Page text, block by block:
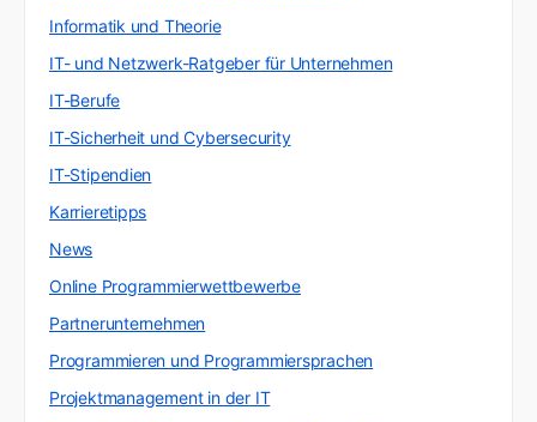
Informatik und Theorie
IT- und Netzwerk-Ratgeber für Unternehmen
IT-Berufe
IT-Sicherheit und Cybersecurity
IT-Stipendien
Karrieretipps
News
Online Programmierwettbewerbe
Partnerunternehmen
Programmieren und Programmiersprachen
Projektmanagement in der IT